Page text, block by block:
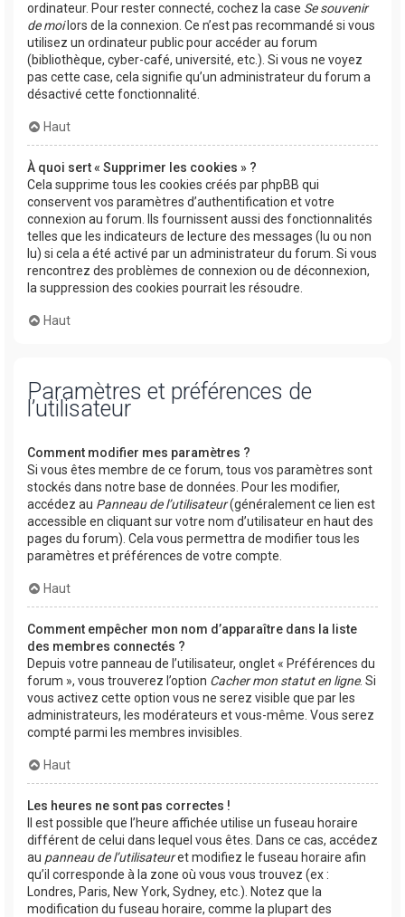
ordinateur. Pour rester connecté, cochez la case Se souvenir
de moilors de la connexion. Ce n’est pas recommandé si vous
utilisez un ordinateur public pour accéder au forum
(bibliothèque, cyber-café, université, etc.). Si vous ne voyez
pas cette case, cela signifie qu’un administrateur du forum a
désactivé cette fonctionnalité.
Haut
À quoi sert « Supprimer les cookies » ?
Cela supprime tous les cookies créés par phpBB qui
conservent vos paramètres d’authentification et votre
connexion au forum. Ils fournissent aussi des fonctionnalités
telles que les indicateurs de lecture des messages (lu ou non
lu) si cela a été activé par un administrateur du forum. Si vous
rencontrez des problèmes de connexion ou de déconnexion,
la suppression des cookies pourrait les résoudre.
Haut
Paramètres et préférences de
l’utilisateur
Comment modifier mes paramètres ?
Si vous êtes membre de ce forum, tous vos paramètres sont
stockés dans notre base de données. Pour les modifier,
accédez au Panneau de l’utilisateur(généralement ce lien est
accessible en cliquant sur votre nom d’utilisateur en haut des
pages du forum). Cela vous permettra de modifier tous les
paramètres et préférences de votre compte.
Haut
Comment empêcher mon nom d’apparaître dans la liste
des membres connectés ?
Depuis votre panneau de l’utilisateur, onglet « Préférences du
forum », vous trouverez l’option Cacher mon statut en ligne. Si
vous activez cette option vous ne serez visible que par les
administrateurs, les modérateurs et vous-même. Vous serez
compté parmi les membres invisibles.
Haut
Les heures ne sont pas correctes !
Il est possible que l’heure affichée utilise un fuseau horaire
différent de celui dans lequel vous êtes. Dans ce cas, accédez
au panneau de l’utilisateuret modifiez le fuseau horaire afin
qu’il corresponde à la zone où vous vous trouvez (ex :
Londres, Paris, New York, Sydney, etc.). Notez que la
modification du fuseau horaire, comme la plupart des